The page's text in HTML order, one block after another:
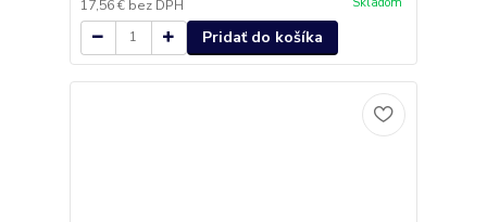
17,56 € bez DPH
Pridať do košíka